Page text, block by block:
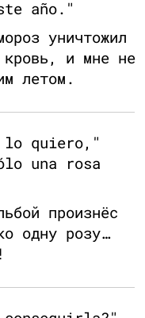
año."
уничтожил
кровь, и мне не
летом.
lo quiero,"
una rosa
произнёс
одну розу…